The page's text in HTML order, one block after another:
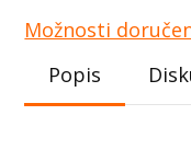
Možnosti
Popis